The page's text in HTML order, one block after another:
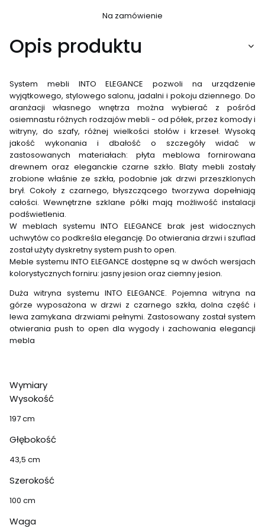
Na zamówienie
Opis produktu
System mebli INTO ELEGANCE pozwoli na urządzenie
wyjątkowego, stylowego salonu, jadalni i pokoju dziennego. Do
aranżacji własnego wnętrza można wybierać z pośród
osiemnastu różnych rodzajów mebli - od półek, przez komody i
witryny, do szafy, różnej wielkości stołów i krzeseł. Wysoką
jakość wykonania i dbałość o szczegóły widać w
zastosowanych materiałach: płyta meblowa fornirowana
drewnem oraz eleganckie czarne szkło. Blaty mebli zostały
zrobione właśnie ze szkła, podobnie jak drzwi przeszklonych
brył. Cokoły z czarnego, błyszczącego tworzywa dopełniają
całości. Wewnętrzne szklane półki mają możliwość instalacji
podświetlenia.
W meblach systemu INTO ELEGANCE brak jest widocznych
uchwytów co podkreśla elegancję. Do otwierania drzwi i szuflad
został użyty dyskretny system push to open.
Meble systemu INTO ELEGANCE dostępne są w dwóch wersjach
kolorystycznych forniru: jasny jesion oraz ciemny jesion.
Duża witryna systemu INTO ELEGANCE. Pojemna witryna na
górze wyposażona w drzwi z czarnego szkła, dolna część i
lewa zamykana drzwiami pełnymi. Zastosowany został system
otwierania push to open dla wygody i zachowania elegancji
mebla
Wymiary
Wysokość
197 cm
Głębokość
43,5 cm
Szerokość
100 cm
Waga